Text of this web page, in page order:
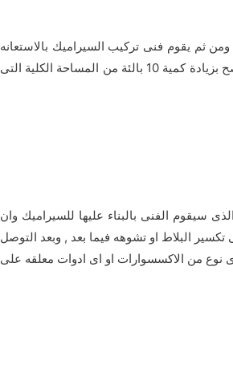
ثم يقوم فنى تركيب السيراميك بالاستعانه
بشريط للقياس ويكون شريط طويل حتى يتمكن من تحديد مساحة الجدران , ومن هنا يتمكن الفنى من تحديد الكمية المناسبة من بلاط السيراميك الذى تود تركيبه , كما انه ينصح بزيادة كمية 10 بالئة من المساحة الكلية التى
سيقوم الفنى بالبناء عليها للسيراميك وان
البلاط او تشوهه فيما بعد , وبعد التوصل
نوع من الاكسسوارات او اى ادوات معلقه على